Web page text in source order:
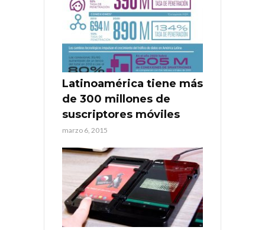
Latinoamérica tiene más
de 300 millones de
suscriptores móviles
marzo 6, 2015